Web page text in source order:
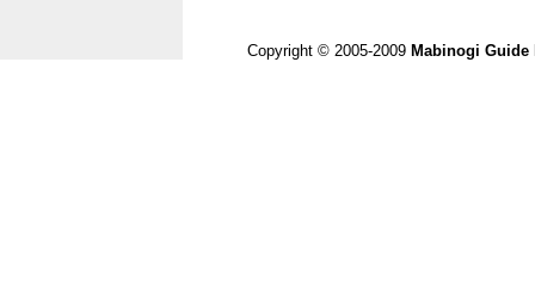
Copyright © 2005-2009 Mabinogi Guide